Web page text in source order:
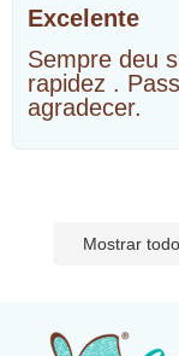
Excelente
Sempre deu
rapidez .
agradecer.
Mostrar